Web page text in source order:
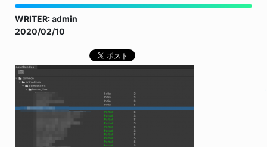
WRITER: admin
2020/02/10